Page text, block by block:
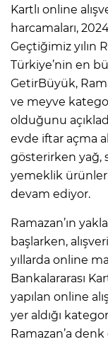
Kartlı online
harcamaları,
Geçtiğimiz yılın
Türkiye’nin en
GetirBüyük,
ve meyve
olduğunu
evde iftar açma
gösterirken yağ,
yemeklik
devam ediyor.
Ramazan’ın
başlarken,
yıllarda online
Bankalararası
yapılan online
yer aldığı
Ramazan’a